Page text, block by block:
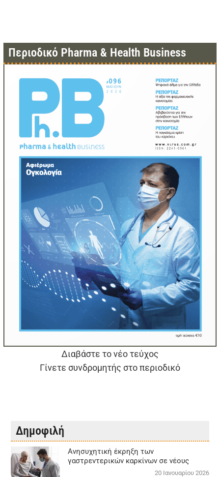
Περιοδικό Pharma & Health Business
Διαβάστε το νέο τεύχος
Γίνετε συνδρομητής στο περιοδικό
Δημοφιλή
Aνησυχητική έκρηξη των
γαστρεντερικών καρκίνων σε νέους
20 Ιανουαρίου 2026